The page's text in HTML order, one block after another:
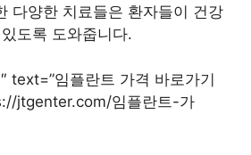
다양한 치료들은 환자들이 건강
도록 도와줍니다.
text=”임플란트 가격 바로가기
jtgenter.com/임플란트-가